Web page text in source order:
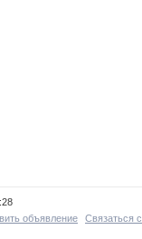
объявление Связаться